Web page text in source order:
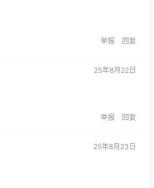
举报 回复
25年8月22日
举报 回复
25年8月23日